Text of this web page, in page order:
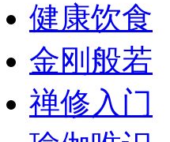
健康饮食
金刚般若
禅修入门